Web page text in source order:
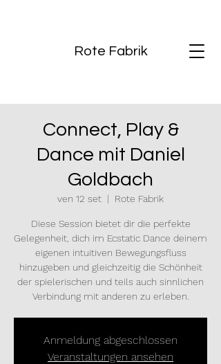
Rote Fabrik
Connect, Play &
Dance mit Daniel
Goldbach
ven 12 set
  |
Rote Fabrik
Diese Session bietet dir die perfekte
Gelegenheit, dich im Ecstatic Dance deinem
eigenen intuitiven Bewegungsfluss
hinzugeben und gleichzeitig die Schönheit
der spielerischen und teils auch sinnlichen
Verbindung mit anderen zu erleben.
Anmeldung abgeschlossen
Veranstaltungen ansehen